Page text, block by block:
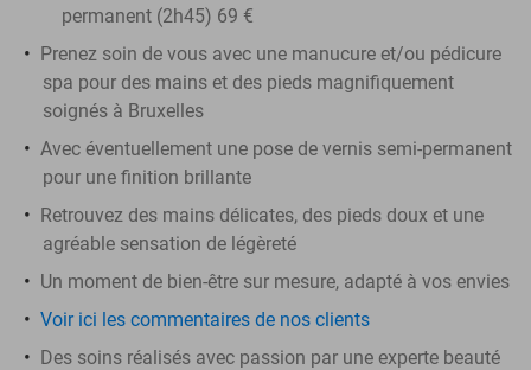
permanent (2h45) 69 €
Prenez soin de vous avec une manucure et/ou pédicure
spa pour des mains et des pieds magnifiquement
soignés à Bruxelles
Avec éventuellement une pose de vernis semi-permanent
pour une finition brillante
Retrouvez des mains délicates, des pieds doux et une
agréable sensation de légèreté
Un moment de bien-être sur mesure, adapté à vos envies
Voir ici les commentaires de nos clients
Des soins réalisés avec passion par une experte beauté